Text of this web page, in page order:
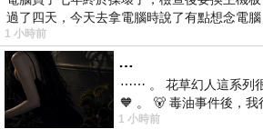
過了四天，今天去拿電腦時說了有點想念電
1 小時前
…
⋯⋯ 。 花草幻人這系列
🧡 。 🐻 毒油事件後，我
前天購買了我之前就很愛
1 小時前